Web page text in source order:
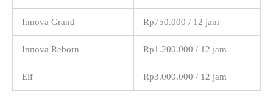
Innova Grand Rp750.000 / 12 jam
Innova Reborn Rp1.200.000 / 12 jam
Elf Rp3.000.000 / 12 jam